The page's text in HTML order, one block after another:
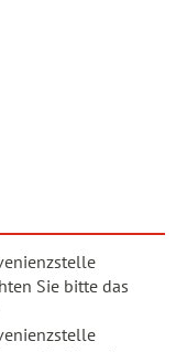
Sie bitte das